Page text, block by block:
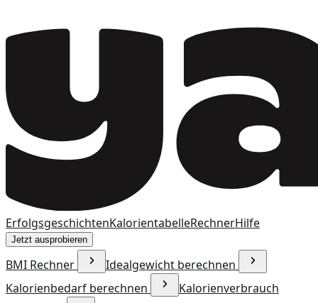
ErfolgsgeschichtenKalorientabelleRechnerHilfe
Jetzt ausprobieren
BMI Rechner
Idealgewicht berechnen
Kalorienbedarf berechnen
Kalorienverbrauch